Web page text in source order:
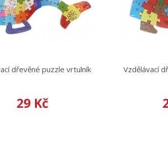
dřevěné puzzle vrtulník
29 Kč
Vzdělávací